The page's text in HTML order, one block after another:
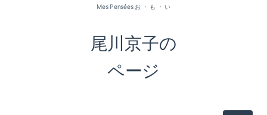
尾川京子の
ページ
Mes Pensées お ・ も ・ い